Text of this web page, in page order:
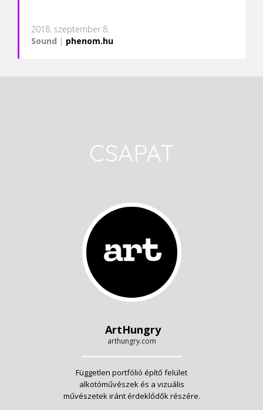
2018. szeptember 8.
Sound | phenom.hu
CSAPAT
ArtHungry
arthungry.com
Független portfólió építő felület
alkotóművészek és a vizuális
művészetek iránt érdeklődők részére.